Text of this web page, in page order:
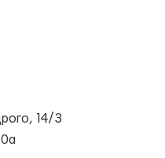
14/3